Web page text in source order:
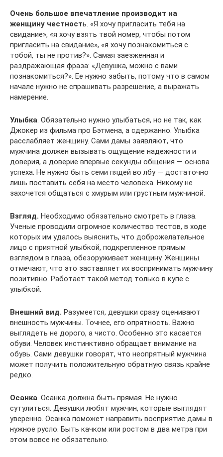
Очень большое впечатление производит на
женщину честность. «Я хочу пригласить тебя на
свидание», «я хочу взять твой номер, чтобы потом
пригласить на свидание», «я хочу познакомиться с
тобой, ты не против?». Самая заезженная и
раздражающая фраза: «Девушка, можно с вами
познакомиться?». Ее нужно забыть, потому что в самом
начале нужно не спрашивать разрешение, а выражать
намерение.
Улыбка . Обязательно нужно улыбаться, но не так, как
Джокер из фильма про Бэтмена, а сдержанно. Улыбка
расслабляет женщину. Сами дамы заявляют, что
мужчина должен вызывать ощущение надежности и
доверия, а доверие впервые секунды общения — основа
успеха. Не нужно быть семи пядей во лбу — достаточно
лишь поставить себя на место человека. Никому не
захочется общаться с хмурым или грустным мужчиной.
Взгляд. Необходимо обязательно смотреть в глаза.
Ученые проводили огромное количество тестов, в ходе
которых им удалось выяснить, что доброжелательное
лицо с приятной улыбкой, подкрепленное прямым
взглядом в глаза, обезоруживает женщину. Женщины
отмечают, что это заставляет их воспринимать мужчину
позитивно. Работает такой метод только в купе с
улыбкой.
Внешний вид. Разумеется, девушки сразу оценивают
внешность мужчины. Точнее, его опрятность. Важно
выглядеть не дорого, а чисто. Особенно это касается
обуви. Человек инстинктивно обращает внимание на
обувь. Сами девушки говорят, что неопрятный мужчина
может получить положительную обратную связь крайне
редко.
Осанка . Осанка должна быть прямая. Не нужно
сутулиться. Девушки любят мужчин, которые выглядят
уверенно. Осанка поможет направить восприятие дамы в
нужное русло. Быть качком или ростом в два метра при
этом вовсе не обязательно.